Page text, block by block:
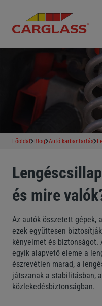
Főoldal Blog Autó karbantartás
és mire
Az autók összetett gépek,
ezek együttesen
kényelmet és biztonságot.
egyik alapvető eleme a
észrevétlen marad, a
játszanak a stabilitásban,
közlekedésbiztonságban.